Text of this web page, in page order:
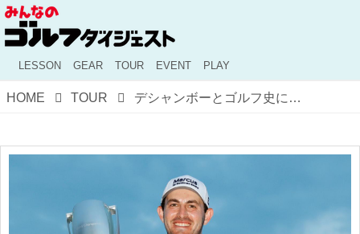
LESSON GEAR TOUR EVENT PLAY
HOME TOUR デシャンボーとゴルフ史に残る名勝負！ “パティアイス”の勝因